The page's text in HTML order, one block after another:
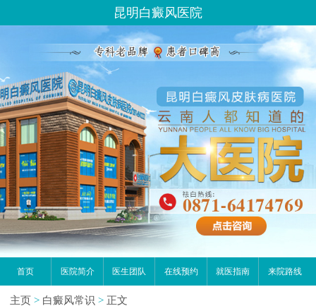
昆明白癜风医院
首页 医院简介 医生团队 在线预约 就医指南 来院路线
主页 > 白癜风常识 > 正文